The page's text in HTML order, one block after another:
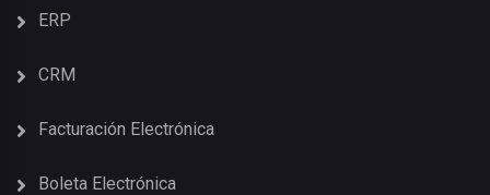
ERP
CRM
Facturación Electrónica
Boleta Electrónica